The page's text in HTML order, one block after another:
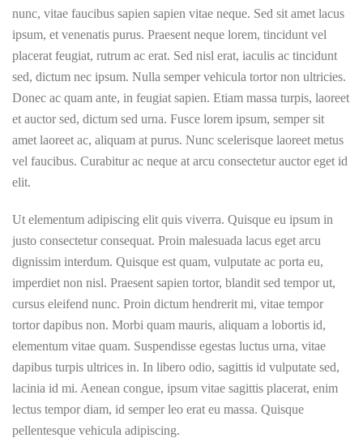
nunc, vitae faucibus sapien sapien vitae neque. Sed sit amet lacus
ipsum, et venenatis purus. Praesent neque lorem, tincidunt vel
placerat feugiat, rutrum ac erat. Sed nisl erat, iaculis ac tincidunt
sed, dictum nec ipsum. Nulla semper vehicula tortor non ultricies.
Donec ac quam ante, in feugiat sapien. Etiam massa turpis, laoreet
et auctor sed, dictum sed urna. Fusce lorem ipsum, semper sit
amet laoreet ac, aliquam at purus. Nunc scelerisque laoreet metus
vel faucibus. Curabitur ac neque at arcu consectetur auctor eget id
elit.
Ut elementum adipiscing elit quis viverra. Quisque eu ipsum in
justo consectetur consequat. Proin malesuada lacus eget arcu
dignissim interdum. Quisque est quam, vulputate ac porta eu,
imperdiet non nisl. Praesent sapien tortor, blandit sed tempor ut,
cursus eleifend nunc. Proin dictum hendrerit mi, vitae tempor
tortor dapibus non. Morbi quam mauris, aliquam a lobortis id,
elementum vitae quam. Suspendisse egestas luctus urna, vitae
dapibus turpis ultrices in. In libero odio, sagittis id vulputate sed,
lacinia id mi. Aenean congue, ipsum vitae sagittis placerat, enim
lectus tempor diam, id semper leo erat eu massa. Quisque
pellentesque vehicula adipiscing.